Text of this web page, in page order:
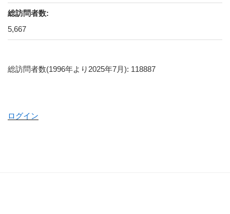
総訪問者数:
5,667
総訪問者数(1996年より2025年7月): 118887
ログイン